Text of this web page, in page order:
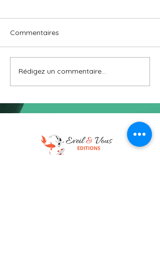
Nagare (流れ) signifie « le
flux »
Commentaires
Rédigez un commentaire...